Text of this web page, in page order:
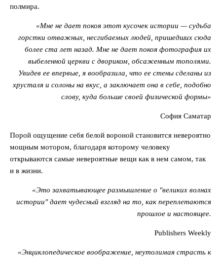
полмира.
«Мне не дает покоя этот кусочек истории — судьба
горстки отважных, несгибаемых людей, пришедших сюда
более ста лет назад. Мне не дает покоя фотография их
выбеленной церкви с двориком, обсаженным тополями.
Увидев ее впервые, я вообразила, что ее стены сделаны из
хрусталя и солоны на вкус, а заключает она в себе, подобно
слову, куда больше своей физической формы»
София Саматар
Порой ощущение себя белой вороной становится невероятно
мощным мотором, благодаря которому человеку
открываются самые невероятные вещи как в нем самом, так
и в жизни.
«Это захватывающее размышление о "великих волнах
истории" дает чудесный взгляд на то, как переплетаются
прошлое и настоящее.
Publishers Weekly
«Энциклопедическое воображение, неутолимая страсть к